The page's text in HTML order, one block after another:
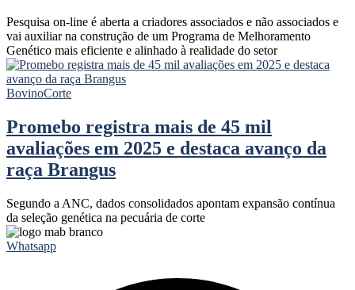
Pesquisa on-line é aberta a criadores associados e não associados e
vai auxiliar na construção de um Programa de Melhoramento
Genético mais eficiente e alinhado à realidade do setor
BovinoCorte
Promebo registra mais de 45 mil
avaliações em 2025 e destaca avanço da
raça Brangus
Segundo a ANC, dados consolidados apontam expansão contínua
da seleção genética na pecuária de corte
Whatsapp